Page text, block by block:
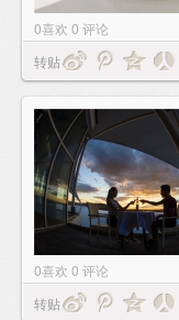
0喜欢 0 评论
转贴
0喜欢 0 评论
转贴